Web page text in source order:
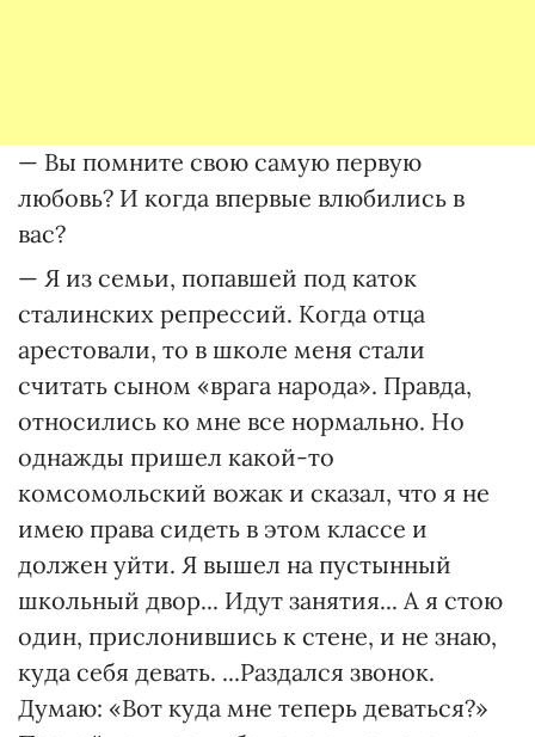
— Вы помните свою самую первую
любовь? И когда впервые влюбились в
вас?
— Я из семьи, попавшей под каток
сталинских репрессий. Когда отца
арестовали, то в школе меня стали
считать сыном «врага народа». Правда,
относились ко мне все нормально. Но
однажды пришел какой-то
комсомольский вожак и сказал, что я не
имею права сидеть в этом классе и
должен уйти. Я вышел на пустынный
школьный двор... Идут занятия... А я стою
один, прислонившись к стене, и не знаю,
куда себя девать. ...Раздался звонок.
Думаю: «Вот куда мне теперь деваться?»